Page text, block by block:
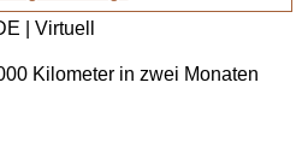
| Virtuell
Kilometer in zwei Monaten